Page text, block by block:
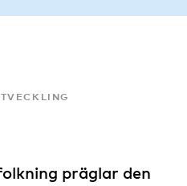
präglar den